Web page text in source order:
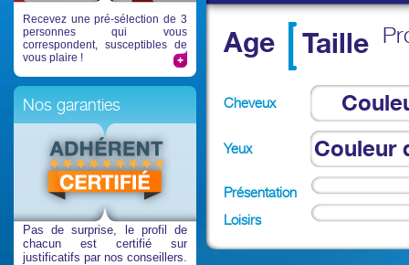
Recevez une pré-sélection de 3
personnes qui vous
correspondent, susceptibles de
vous plaire !
Nos garanties
Pas de surprise, le profil de
chacun est certifié sur
justificatifs par nos conseillers.
Age
Taille
Cheveux
Yeux Couleur
Présentation
Loisirs